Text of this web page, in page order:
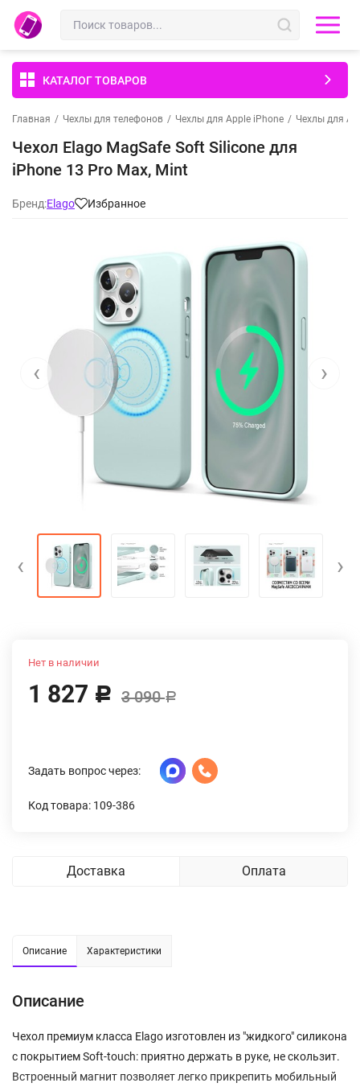
КАТАЛОГ ТОВАРОВ
Главная / Чехлы для телефонов / Чехлы для Apple iPhone / Чехлы для
Чехол Elago MagSafe Soft Silicone для
iPhone 13 Pro Max, Mint
Бренд:Elago Избранное
‹ ›
‹ ›
Нет в наличии
1 827 Р 3 090Р
Задать вопрос через:
Код товара: 109-386
Доставка Оплата
Описание Характеристики
Описание
Чехол премиум класса Elago изготовлен из "жидкого" силикона
с покрытием Soft-touch: приятно держать в руке, не скользит.
Встроенный магнит позволяет легко прикрепить мобильный